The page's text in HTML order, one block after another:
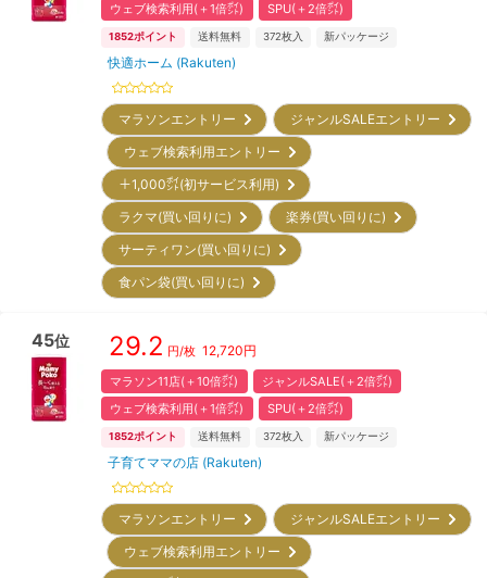
ウェブ検索利用(＋1倍㌽)
SPU(＋2倍㌽)
1852ポイント 送料無料 372枚入 新パッケージ
快適ホーム (Rakuten)
マラソンエントリー
ジャンルSALEエントリー
ウェブ検索利用エントリー
＋1,000㌽(初サービス利用)
ラクマ(買い回りに)
楽券(買い回りに)
サーティワン(買い回りに)
食パン袋(買い回りに)
45位 29.2 円/枚 12,720円
マラソン11店(＋10倍㌽)
ジャンルSALE(＋2倍㌽)
ウェブ検索利用(＋1倍㌽)
SPU(＋2倍㌽)
1852ポイント 送料無料 372枚入 新パッケージ
子育てママの店 (Rakuten)
マラソンエントリー
ジャンルSALEエントリー
ウェブ検索利用エントリー